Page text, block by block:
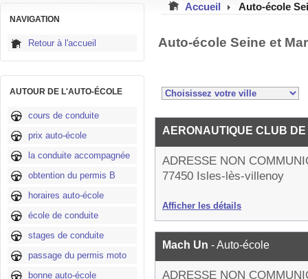
NAVIGATION
Retour à l'accueil
AUTOUR DE L'AUTO-ÉCOLE
cours de conduite
prix auto-école
la conduite accompagnée
obtention du permis B
horaires auto-école
école de conduite
stages de conduite
passage du permis moto
bonne auto-école
Accueil Auto-école
Auto-école Seine et
AERONAUTIQUE CLUB
ADRESSE NON
77450 Isles-lès-villenoy
Afficher les détails
Mach Un - Auto-école
ADRESSE NON